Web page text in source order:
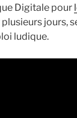
Digitale pour
jours,
ludique.